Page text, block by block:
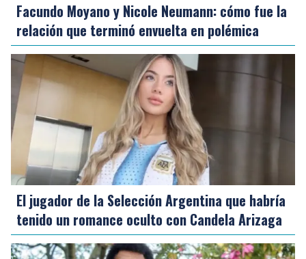
Facundo Moyano y Nicole Neumann: cómo fue la
relación que terminó envuelta en polémica
El jugador de la Selección Argentina que habría
tenido un romance oculto con Candela Arizaga